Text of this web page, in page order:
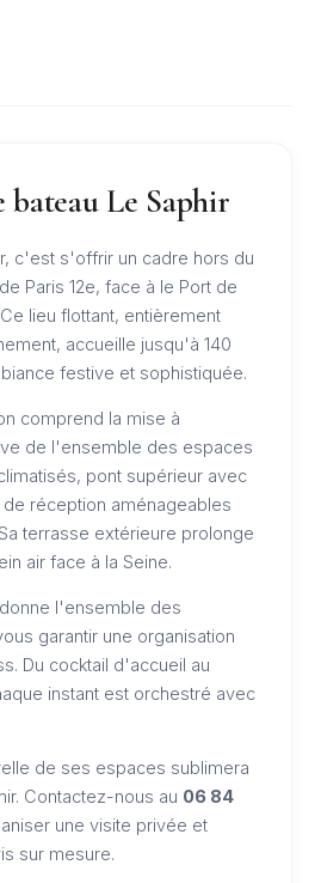
bateau Le Saphir
c'est s'offrir un cadre hors du
Paris 12e, face à le Port de
lieu flottant, entièrement
accueille jusqu'à 140
festive et sophistiquée.
comprend la mise à
de l'ensemble des espaces
pont supérieur avec
réception aménageables
terrasse extérieure prolonge
air face à la Seine.
l'ensemble des
garantir une organisation
Du cocktail d'accueil au
instant est orchestré avec
de ses espaces sublimera
Contactez-nous au 06 84
une visite privée et
sur mesure.